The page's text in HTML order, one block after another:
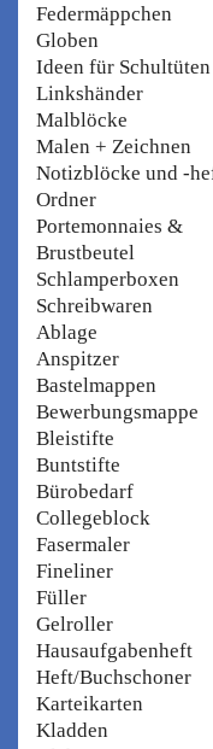
Federmäppchen
Globen
Ideen für Schultüten
Linkshänder
Malblöcke
Malen + Zeichnen
Notizblöcke und -
Ordner
Portemonnaies &
Brustbeutel
Schlamperboxen
Schreibwaren
Ablage
Anspitzer
Bastelmappen
Bewerbungsmappe
Bleistifte
Buntstifte
Bürobedarf
Collegeblock
Fasermaler
Fineliner
Füller
Gelroller
Hausaufgabenheft
Heft/Buchschoner
Karteikarten
Kladden